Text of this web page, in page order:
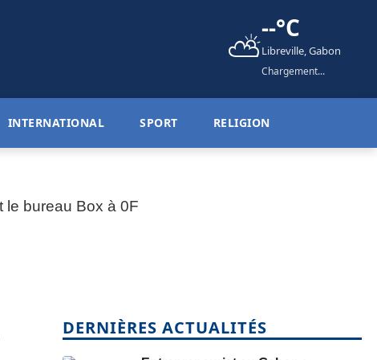
⛅--°C
Libreville, Gabon
Chargement...
INTERNATIONAL SPORT RELIGION
DERNIÈRES ACTUALITÉS